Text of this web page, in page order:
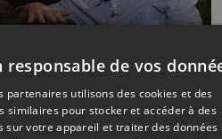
liège est devenue
de
et locale ?
de vos
partenaires utilisons des cookies et des
similaires pour stocker et accéder à des
sur votre appareil et traiter des données